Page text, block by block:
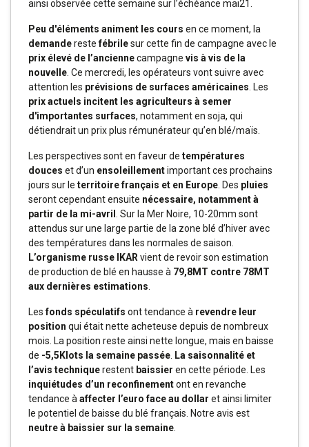
ainsi observée cette semaine sur l’échéance mai21.
Peu d'éléments animent les cours en ce moment, la
demanderestefébrilesur cette fin de campagne avec le
prix élevé de l’anciennecampagne vis à vis de la
nouvelle . Ce mercredi, les opérateurs vont suivre avec
attention les prévisions de surfaces américaines . Les
prix actuels incitent les agriculteurs à semer
d'importantes surfaces, notamment en soja, qui
détiendrait un prix plus rémunérateur qu’en blé/maïs.
Les perspectives sont en faveur de températures
douces et d’un ensoleillementimportant ces prochains
jours sur le territoire français et en Europe . Des pluies
seront cependant ensuite nécessaire, notamment à
partir de la mi-avril
. Sur la Mer Noire, 10-20mm sont
attendus sur une large partie de la zone blé d’hiver avec
des températures dans les normales de saison.
L’organisme russe IKAR vient de revoir son estimation
de production de blé en hausse à 79,8MT contre 78MT
aux dernières estimations
Lesfonds spéculatifs ont tendance à revendre leur
position qui était nette acheteuse depuis de nombreux
mois. La position reste ainsi nette longue, mais en baisse
de -5,5Klots la semaine passée La saisonnalité et
l’avis techniquerestent baissier en cette période. Les
inquiétudes d’un reconfinementont en revanche
tendance à affecter l’euro face au dollar et ainsi limiter
le potentiel de baisse du blé français. Notre avis est
neutre à baissier sur la semaine